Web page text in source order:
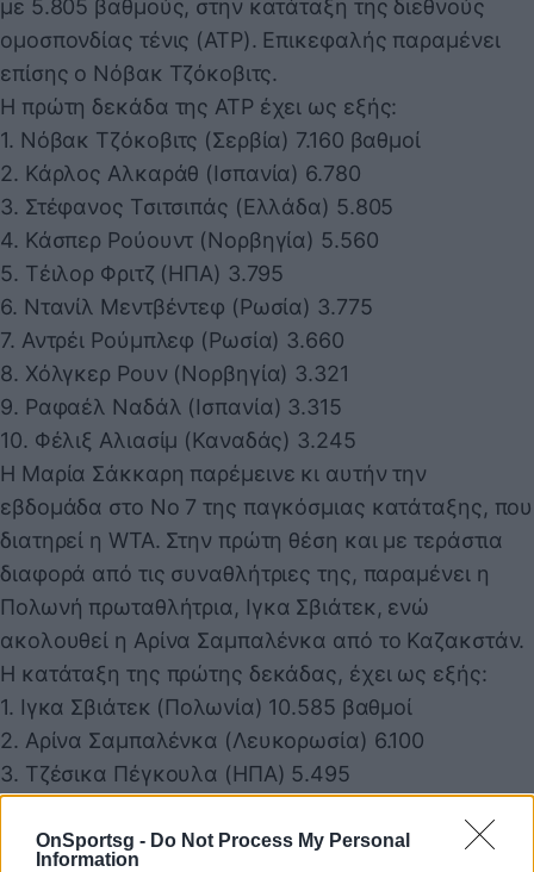
OnSportsg - Do Not Process My Personal
Information
με 5.805 βαθμούς, στην κατάταξη της διεθνούς
ομοσπονδίας τένις (ATP). Επικεφαλής παραμένει
επίσης ο Νόβακ Τζόκοβιτς.
Η πρώτη δεκάδα της ATP έχει ως εξής:
1. Νόβακ Τζόκοβιτς (Σερβία) 7.160 βαθμοί
2. Κάρλος Αλκαράθ (Ισπανία) 6.780
3. Στέφανος Τσιτσιπάς (Ελλάδα) 5.805
4. Κάσπερ Ρούουντ (Νορβηγία) 5.560
5. Τέιλορ Φριτζ (ΗΠΑ) 3.795
6. Ντανίλ Μεντβέντεφ (Ρωσία) 3.775
7. Αντρέι Ρούμπλεφ (Ρωσία) 3.660
8. Χόλγκερ Ρουν (Νορβηγία) 3.321
9. Ραφαέλ Ναδάλ (Ισπανία) 3.315
10. Φέλιξ Αλιασίμ (Καναδάς) 3.245
Η Μαρία Σάκκαρη παρέμεινε κι αυτήν την
εβδομάδα στο Νο 7 της παγκόσμιας κατάταξης, που
διατηρεί η WTA. Στην πρώτη θέση και με τεράστια
διαφορά από τις συναθλήτριες της, παραμένει η
Πολωνή πρωταθλήτρια, Ιγκα Σβιάτεκ, ενώ
ακολουθεί η Αρίνα Σαμπαλένκα από το Καζακστάν.
Η κατάταξη της πρώτης δεκάδας, έχει ως εξής:
1. Ιγκα Σβιάτεκ (Πολωνία) 10.585 βαθμοί
2. Αρίνα Σαμπαλένκα (Λευκορωσία) 6.100
3. Τζέσικα Πέγκουλα (ΗΠΑ) 5.495
4. Ονς Ζαμπέρ (Τυνησία) 4.921
5. Καρολίν Γκαρσιά (Γαλλία) 4.835